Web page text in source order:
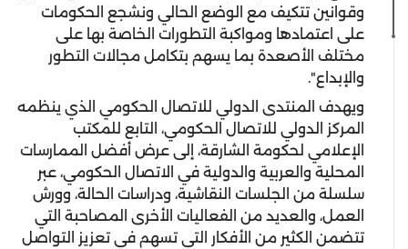
وقوانين تتكيف مع الوضع الحالي ونشجع الحكومات
على اعتمادها ومواكبة التطورات الخاصة بها على
مختلف الأصعدة بما يسهم بتكامل مجالات التطور
والإبداع".
ويهدف المنتدى الدولي للاتصال الحكومي الذي ينظمه
المركز الدولي للاتصال الحكومي، التابع للمكتب
الإعلامي لحكومة الشارقة، إلى عرض أفضل الممارسات
المحلية والعربية والدولية في الاتصال الحكومي، عبر
سلسلة من الجلسات النقاشية، ودراسات الحالة، وورش
العمل، والعديد من الفعاليات الأخرى المصاحبة التي
تتضمن الكثير من الأفكار التي تسهم في تعزيز التواصل